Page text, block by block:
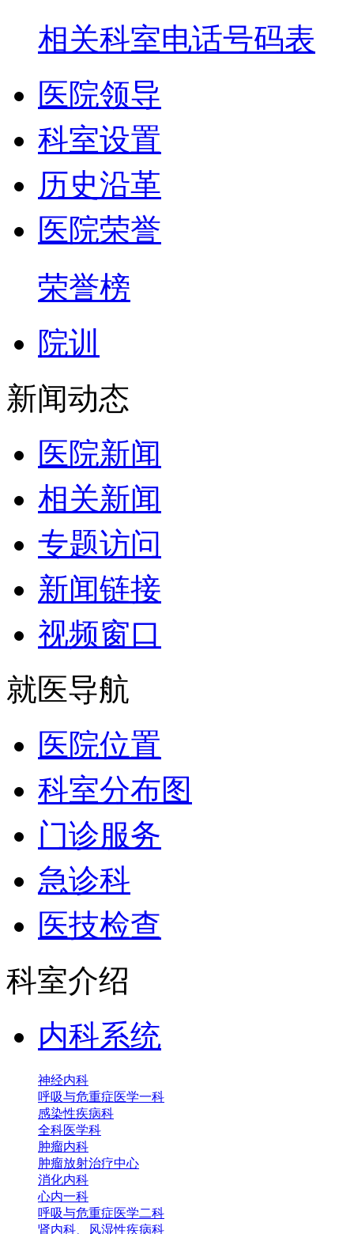
相关科室电话号码表
医院领导
科室设置
历史沿革
医院荣誉
荣誉榜
院训
新闻动态
医院新闻
相关新闻
专题访问
新闻链接
视频窗口
就医导航
医院位置
科室分布图
门诊服务
急诊科
医技检查
科室介绍
内科系统
神经内科
呼吸与危重症医学一科
感染性疾病科
全科医学科
肿瘤内科
肿瘤放射治疗中心
消化内科
心内一科
呼吸与危重症医学二科
肾内科、风湿性疾病科